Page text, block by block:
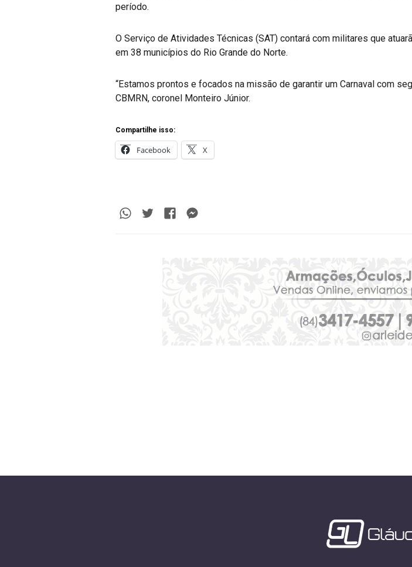
período.
O Serviço de Atividades Técnicas (SAT) contará com militares que
em 38 municípios do Rio Grande do Norte.
“Estamos prontos e focados na missão de garantir um Carnaval com
CBMRN, coronel Monteiro Júnior.
Compartilhe isso:
Facebook X
Whatsapp
TwitterFacebook